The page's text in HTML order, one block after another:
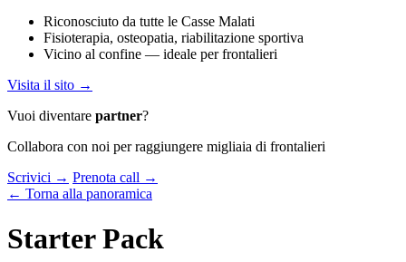
Riconosciuto da tutte le Casse Malati
Fisioterapia, osteopatia, riabilitazione sportiva
Vicino al confine — ideale per frontalieri
Visita il sito →
Vuoi diventare partner?
Collabora con noi per raggiungere migliaia di frontalieri
Scrivici → Prenota call →
← Torna alla panoramica
Starter Pack